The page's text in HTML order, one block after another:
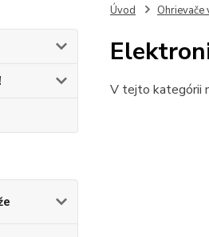
Úvod Ohrievače
V tejto kategórii